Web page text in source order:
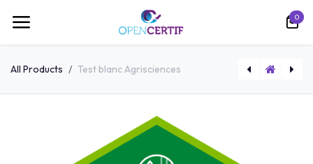
0
All Products Test blanc Agrisciences